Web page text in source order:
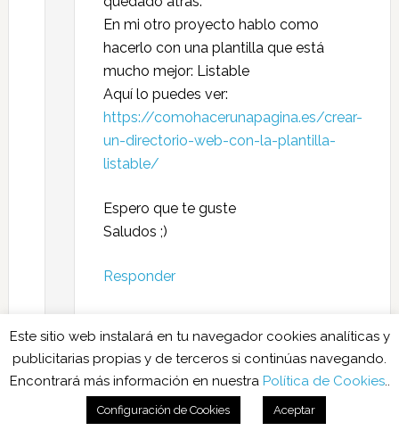
En mi otro proyecto hablo como
hacerlo con una plantilla que está
mucho mejor: Listable
Aquí lo puedes ver:
https://comohacerunapagina.es/crear-
un-directorio-web-con-la-plantilla-
listable/
Espero que te guste
Saludos ;)
Responder
Amparo Esteve dice
Este sitio web instalará en tu navegador cookies analíticas y
publicitarias propias y de terceros si continúas navegando.
Encontrará más información en nuestra Política de Cookies..
Configuración de Cookies Aceptar